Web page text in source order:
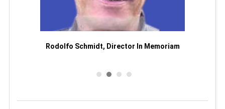
Rodolfo Schmidt, Director In Memoriam